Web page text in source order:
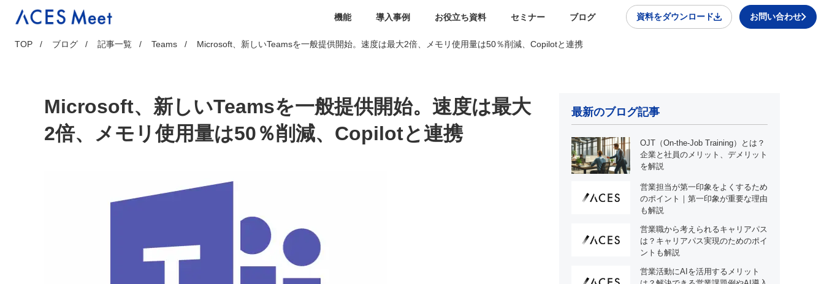
機能 導入事例 お役立ち資料 セミナー ブログ 資料をダウンロード お問い合わせ
TOP ブログ 記事一覧 Teams Microsoft、新しいTeamsを一般提供開始。速度は最大2倍、メモリ使用量は50％削減、Copilotと連携
Microsoft、新しいTeamsを一般提供開始。速度は最大
2倍、メモリ使用量は50％削減、Copilotと連携
最新のブログ記事
OJT（On-the-Job Training）とは？
企業と社員のメリット、デメリット
を解説
営業担当が第一印象をよくするため
のポイント｜第一印象が重要な理由
も解説
営業職から考えられるキャリアパス
は？キャリアパス実現のためのポイ
ントも解説
営業活動にAIを活用するメリット